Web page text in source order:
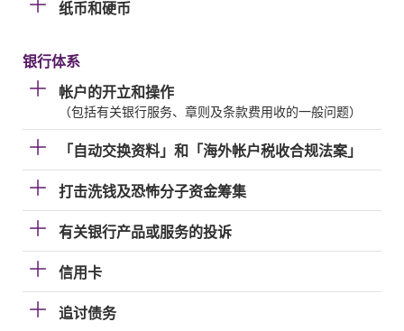
纸币和硬币
银行体系
帐户的开立和操作
（包括有关银行服务、章则及条款费用收的一般问题）
「自动交换资料」和「海外帐户税收合规法案」
打击洗钱及恐怖分子资金筹集
有关银行产品或服务的投诉
信用卡
追讨债务